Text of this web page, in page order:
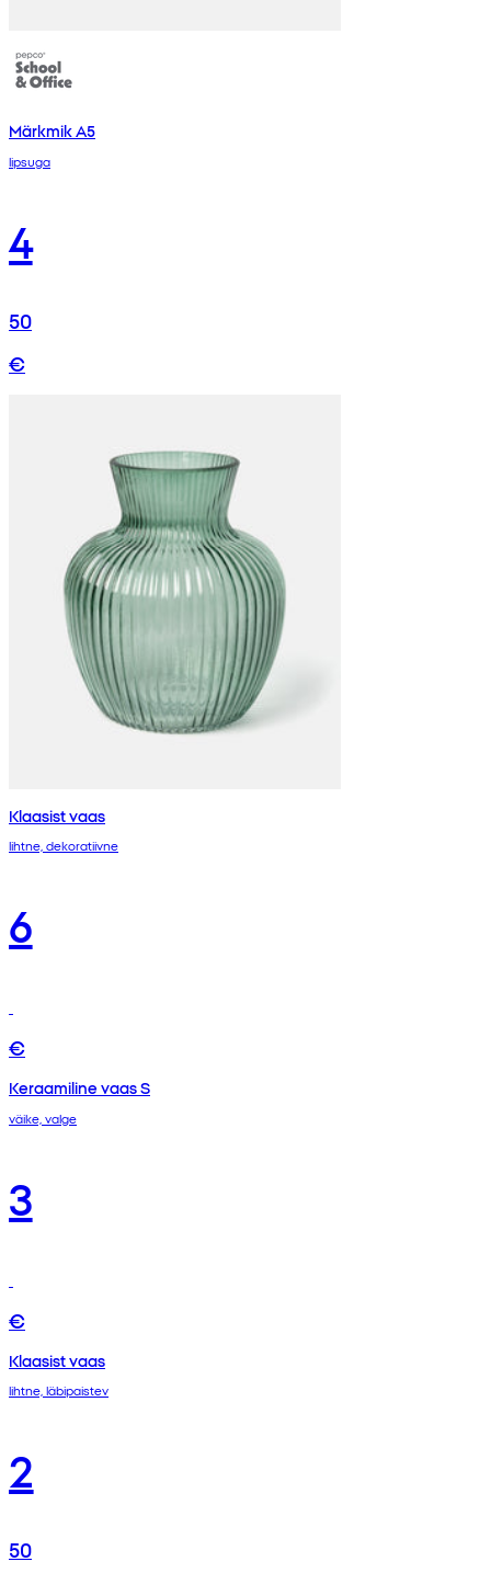
Märkmik A5
lipsuga
4
50
€
Klaasist vaas
lihtne, dekoratiivne
6
€
Keraamiline vaas S
väike, valge
3
€
Klaasist vaas
lihtne, läbipaistev
2
50